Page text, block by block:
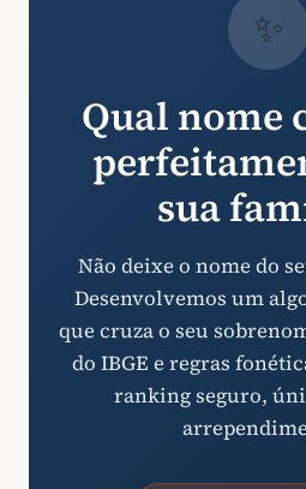
✨
Qual nome
sua
Não deixe o nome do
Desenvolvemos um
que cruza o seu
do IBGE e regras
ranking seguro,